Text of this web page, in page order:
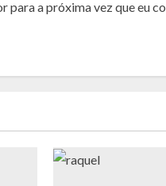
para a próxima vez que eu